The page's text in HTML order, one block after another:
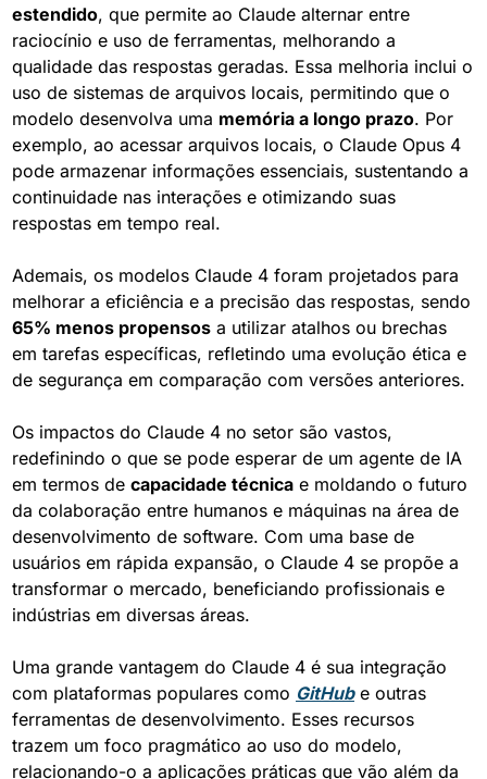
estendido, que permite ao Claude alternar entre
raciocínio e uso de ferramentas, melhorando a
qualidade das respostas geradas. Essa melhoria inclui o
uso de sistemas de arquivos locais, permitindo que o
modelo desenvolva uma memória a longo prazo. Por
exemplo, ao acessar arquivos locais, o Claude Opus 4
pode armazenar informações essenciais, sustentando a
continuidade nas interações e otimizando suas
respostas em tempo real.
Ademais, os modelos Claude 4 foram projetados para
65% menos propensos a utilizar atalhos ou brechas
em tarefas específicas, refletindo uma evolução ética e
de segurança em comparação com versões anteriores.
Os impactos do Claude 4 no setor são vastos,
redefinindo o que se pode esperar de um agente de IA
em termos de capacidade técnica e moldando o futuro
da colaboração entre humanos e máquinas na área de
desenvolvimento de software. Com uma base de
usuários em rápida expansão, o Claude 4 se propõe a
transformar o mercado, beneficiando profissionais e
indústrias em diversas áreas.
Uma grande vantagem do Claude 4 é sua integração
com plataformas populares como GitHub e outras
ferramentas de desenvolvimento. Esses recursos
trazem um foco pragmático ao uso do modelo,
relacionando-o a aplicações práticas que vão além da